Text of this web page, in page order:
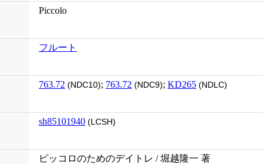
Piccolo
フルート
763.72 (NDC10); 763.72 (NDC9); KD265 (NDLC)
sh85101940 (LCSH)
ピッコロのためのデイトレ / 堀越隆一 著